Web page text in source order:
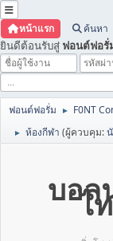
หน้าแรก ค้นหา
ยินดีต้อนรับสู่ ฟอนต์ฟอรั่
ฟอนต์ฟอรั่ม ► F0NT
► ห้องกีฬา (ผู้ควบคุม:
บอล
ไ